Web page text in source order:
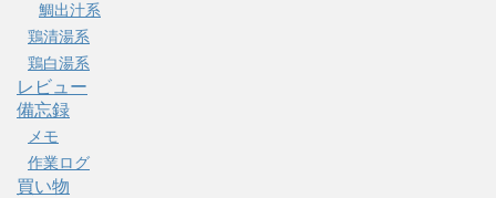
鯛出汁系
鶏清湯系
鶏白湯系
レビュー
備忘録
メモ
作業ログ
買い物